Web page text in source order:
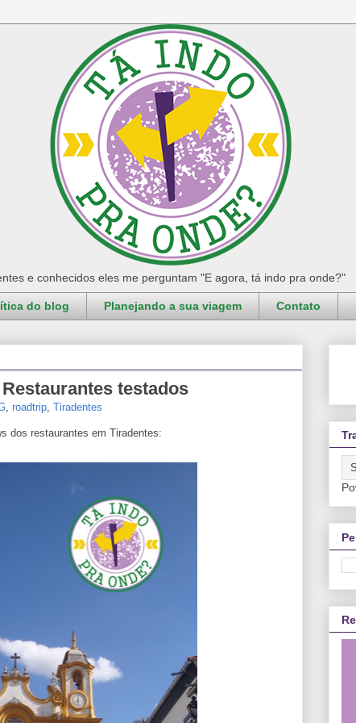
e conhecidos eles me perguntam "E agora, tá indo pra onde?"
do blog Planejando a sua viagem Contato
testados
roadtrip Tiradentes
dos restaurantes em Tiradentes: